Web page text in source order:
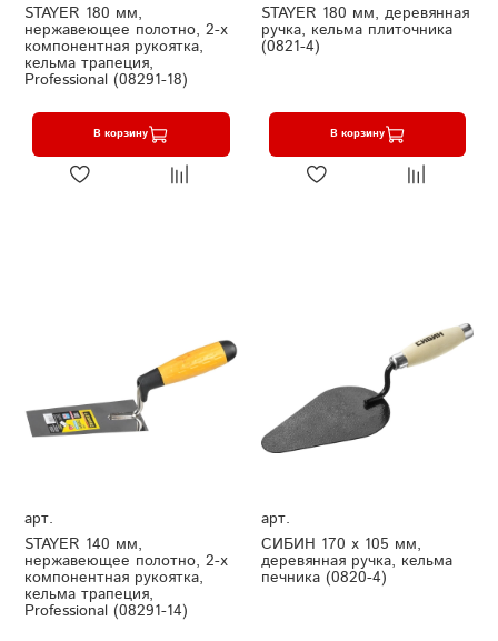
STAYER 180 мм,
нержавеющее полотно, 2-х
компонентная рукоятка,
кельма трапеция,
Professional (08291-18)
В корзину
STAYER 180 мм, деревянная
ручка, кельма плиточника
(0821-4)
В корзину
арт.
STAYER 140 мм,
нержавеющее полотно, 2-х
компонентная рукоятка,
кельма трапеция,
Professional (08291-14)
арт.
СИБИН 170 х 105 мм,
деревянная ручка, кельма
печника (0820-4)